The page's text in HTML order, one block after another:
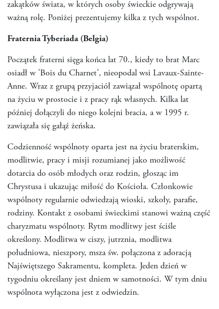
zakątków świata, w których osoby świeckie odgrywają
ważną rolę. Poniżej prezentujemy kilka z tych wspólnot.
Fraternia Tyberiada (Belgia)
Początek fraterni sięga końca lat 70., kiedy to brat Marc
osiadł w 'Bois du Charnet’, nieopodal wsi Lavaux-Sainte-
Anne. Wraz z grupą przyjaciół zawiązał wspólnotę opartą
na życiu w prostocie i z pracy rąk własnych. Kilka lat
później dołączyli do niego kolejni bracia, a w 1995 r.
zawiązała się gałąź żeńska.
Codzienność wspólnoty oparta jest na życiu braterskim,
modlitwie, pracy i misji rozumianej jako możliwość
dotarcia do osób młodych oraz rodzin, głosząc im
Chrystusa i ukazując miłość do Kościoła. Członkowie
wspólnoty regularnie odwiedzają wioski, szkoły, parafie,
rodziny. Kontakt z osobami świeckimi stanowi ważną część
charyzmatu wspólnoty. Rytm modlitwy jest ściśle
określony. Modlitwa w ciszy, jutrznia, modlitwa
południowa, nieszpory, msza św. połączona z adoracją
Najświętszego Sakramentu, kompleta. Jeden dzień w
tygodniu określany jest dniem w samotności. W tym dniu
wspólnota wyłączona jest z odwiedzin.